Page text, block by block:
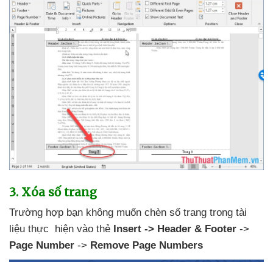
3. Xóa số trang
Trường hợp bạn không muốn chèn số trang trong tài
liệu thực hiện vào thẻ Insert -> Header & Footer ->
Page Number -> Remove Page Numbers